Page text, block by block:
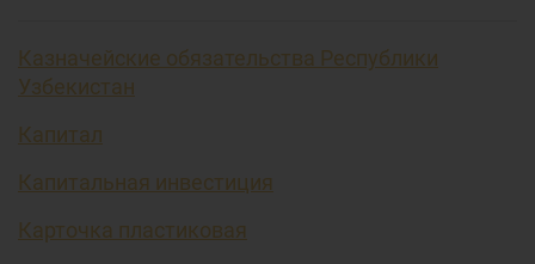
Казначейские обязательства Республики
Узбекистан
Капитал
Капитальная инвестиция
Карточка пластиковая